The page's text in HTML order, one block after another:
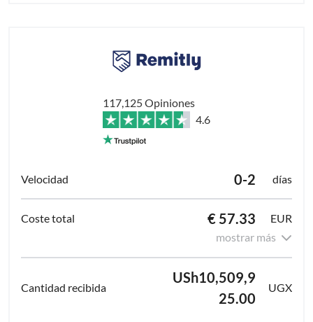
117,125 Opiniones
4.6
0-2 días
€ 57.33
EUR
mostrar más
USh10,509,9
25.00
UGX